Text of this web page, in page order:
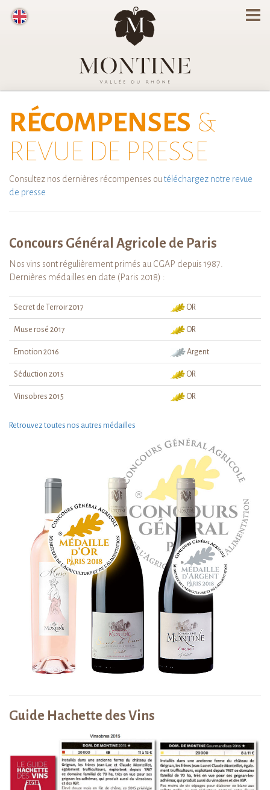
RÉCOMPENSES &
REVUE DE PRESSE
Consultez nos dernières récompenses ou téléchargez notre revue
de presse
Concours Général Agricole de Paris
Nos vins sont régulièrement primés au CGAP depuis 1987.
Dernières médailles en date (Paris 2018) :
Secret de Terroir 2017 OR
Muse rosé 2017 OR
Emotion 2016 Argent
Séduction 2015 OR
Vinsobres 2015 OR
Retrouvez toutes nos autres médailles
Guide Hachette des Vins